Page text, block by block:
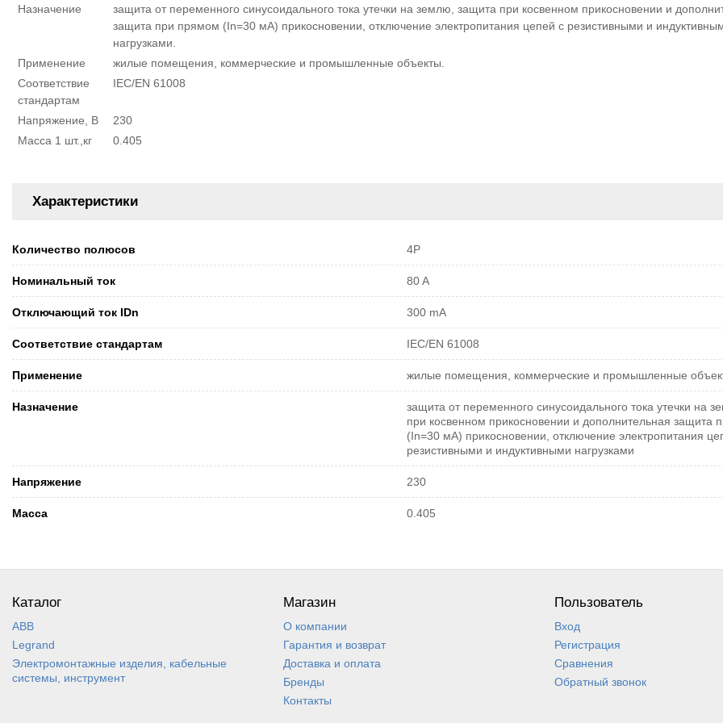
Назначение
защита от переменного синусоидального тока утечки на землю, защита при косвенном прикосновении и
защита при прямом (In=30 мA) прикосновении, отключение электропитания цепей с резистивными и
нагрузками.
Применение
жилые помещения, коммерческие и промышленные объекты.
Соответствие
стандартам
IEC/EN 61008
Напряжение, В
230
Масса 1 шт.,кг
0.405
Характеристики
Количество полюсов 4P
Номинальный ток 80 A
Отключающий ток IDn 300 mA
Соответствие стандартам IEC/EN 61008
Применение жилые помещения, коммерческие и промышленные
Назначение
защита от переменного синусоидального тока утечки на
при косвенном прикосновении и дополнительная защита
(In=30 мA) прикосновении, отключение электропитания
резистивными и индуктивными нагрузками
Напряжение 230
Масса 0.405
Каталог
ABB
Legrand
Электромонтажные изделия, кабельные
системы, инструмент
Магазин
О компании
Гарантия и возврат
Доставка и оплата
Бренды
Контакты
Пользователь
Вход
Регистрация
Сравнения
Обратный звонок